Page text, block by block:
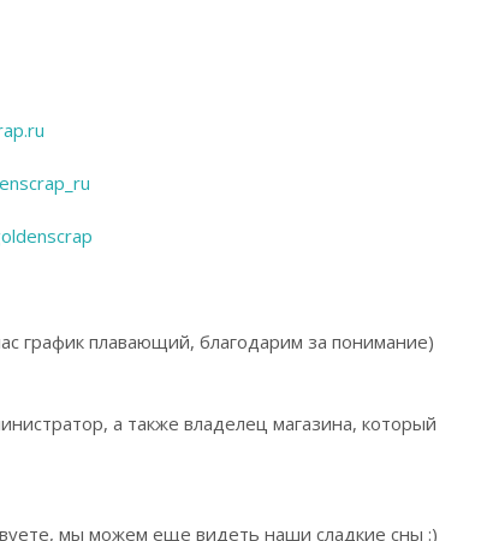
график плавающий, благодарим за понимание)
а также владелец магазина, который
мы можем еще видеть наши сладкие сны :)